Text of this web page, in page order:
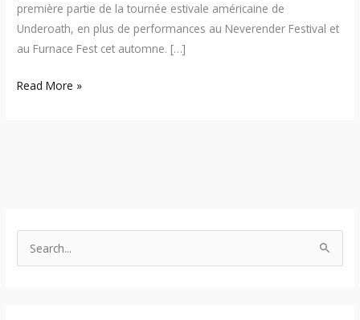
première partie de la tournée estivale américaine de
Underoath, en plus de performances au Neverender Festival et
au Furnace Fest cet automne. […]
Read More »